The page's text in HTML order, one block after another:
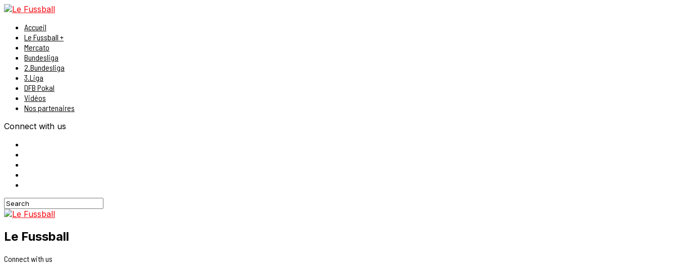
Accueil
Le Fussball +
Mercato
Bundesliga
2.Bundesliga
3.Liga
DFB Pokal
Vidéos
Nos partenaires
Connect with us
Le Fussball
Connect with us